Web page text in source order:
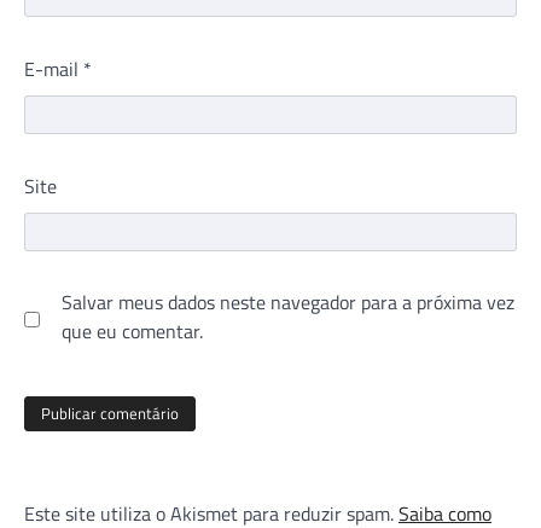
E-mail *
Site
Salvar meus dados neste navegador para a próxima vez
que eu comentar.
Este site utiliza o Akismet para reduzir spam.Saiba como